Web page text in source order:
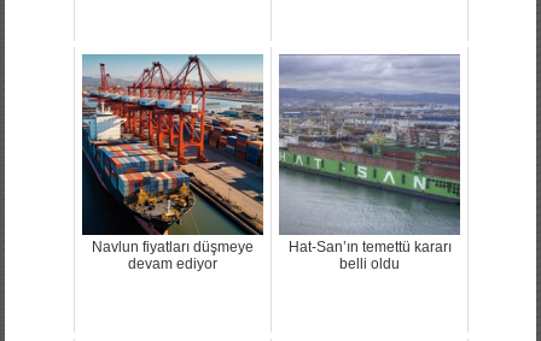
Navlun fiyatları düşmeye
devam ediyor
Hat-San’ın temettü kararı
belli oldu